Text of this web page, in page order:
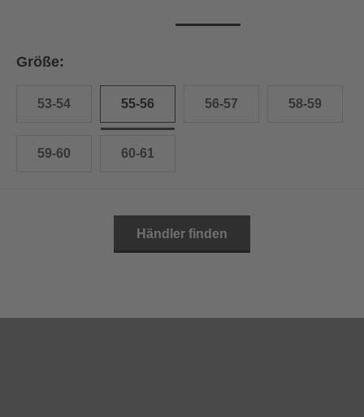
Größe:
53-54 55-56 56-57 58-59
59-60 60-61
Händler finden